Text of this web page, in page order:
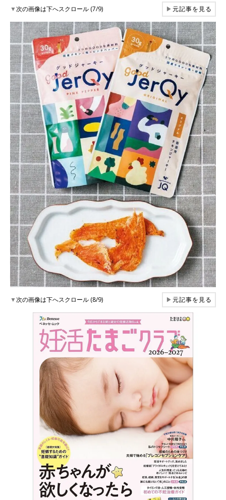
▼次の画像は下へスクロール (7/9) ▶元記事を見る
▼次の画像は下へスクロール (8/9) ▶元記事を見る